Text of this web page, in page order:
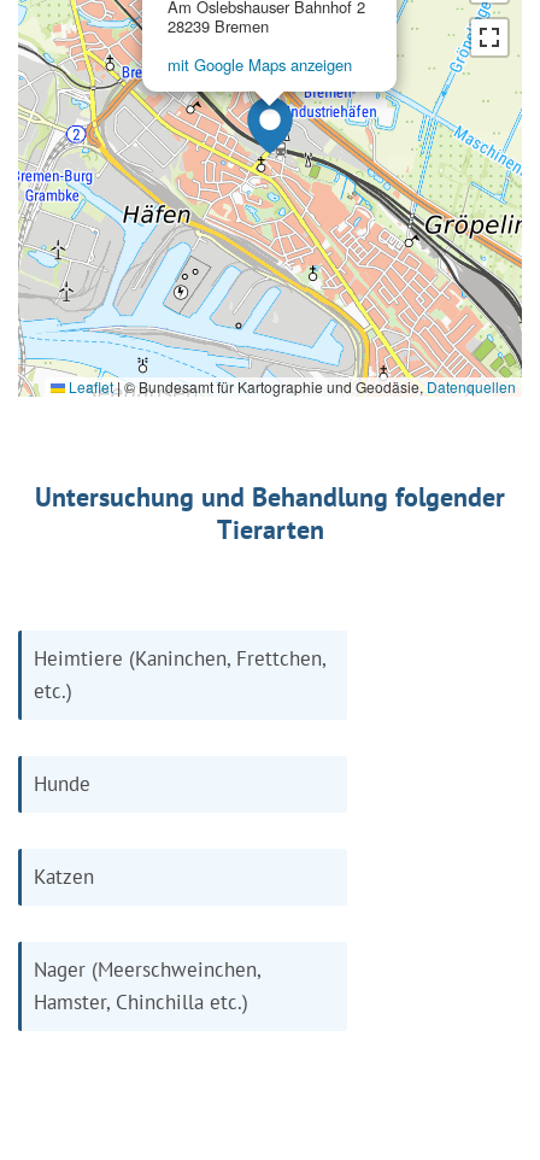
Am Oslebshauser Bahnhof 2
28239 Bremen
mit Google Maps anzeigen
Leaflet|© Bundesamt für Kartographie und Geodäsie,Datenquellen
Untersuchung und Behandlung folgender
Tierarten
Heimtiere (Kaninchen, Frettchen,
etc.)
Hunde
Katzen
Nager (Meerschweinchen,
Hamster, Chinchilla etc.)